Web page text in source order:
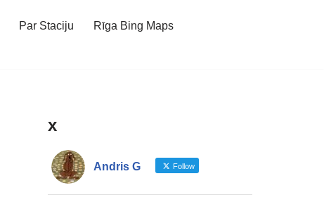
Par Staciju
Rīga Bing Maps
x
Andris G Follow